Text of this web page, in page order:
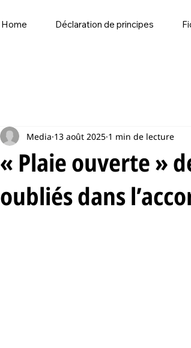
Home Déclaration de principes
« Plaie ouverte »
oubliés dans
Media 13 août 2025 1 min de lecture